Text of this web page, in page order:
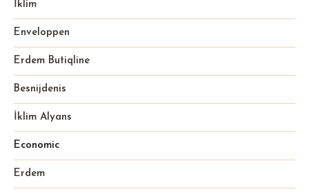
İklim
Enveloppen
Erdem Butiqline
Besnijdenis
İklim Alyans
Economic
Erdem